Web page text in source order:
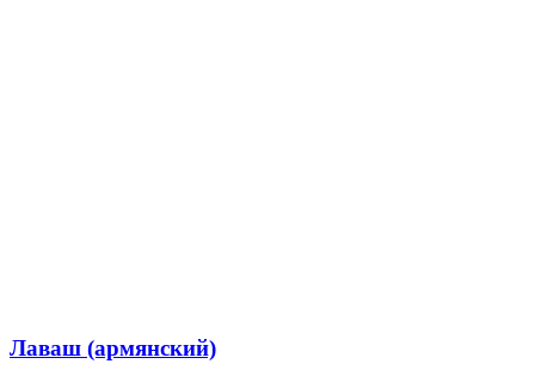
Лаваш (армянский)